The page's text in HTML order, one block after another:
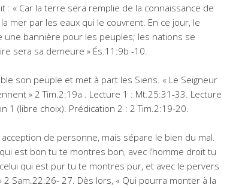
: « Car la terre sera remplie de la connaissance de
mer par les eaux qui le couvrent. En ce jour, le
une bannière pour les peuples; les nations se
sera sa demeure » És.11:9b -10.
son peuple et met à part les Siens. « Le Seigneur
» 2 Tim.2:19a . Lecture 1 : Mt.25:31-33. Lecture
1 (libre choix). Prédication 2 : 2 Tim.2:19-20.
de personne, mais sépare le bien du mal.
est bon tu te montres bon, avec l’homme droit tu
qui est pur tu te montres pur, et avec le pervers
Sam.22:26- 27. Dès lors, « Qui pourra monter à la